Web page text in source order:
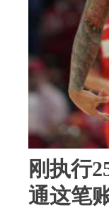
刚执行
通这笔